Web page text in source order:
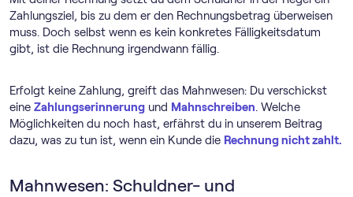
Zahlungsziel, bis zu dem er den Rechnungsbetrag überweisen
muss. Doch selbst wenn es kein konkretes Fälligkeitsdatum
gibt, ist die Rechnung irgendwann fällig.
Erfolgt keine Zahlung, greift das Mahnwesen: Du verschickst
eine Zahlungserinnerung und Mahnschreiben. Welche
Möglichkeiten du noch hast, erfährst du in unserem Beitrag
dazu, was zu tun ist, wenn ein Kunde die Rechnung nicht zahlt.
Mahnwesen: Schuldner- und